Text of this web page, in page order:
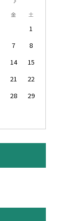
金 土
1
7
8
14
15
21
22
28
29